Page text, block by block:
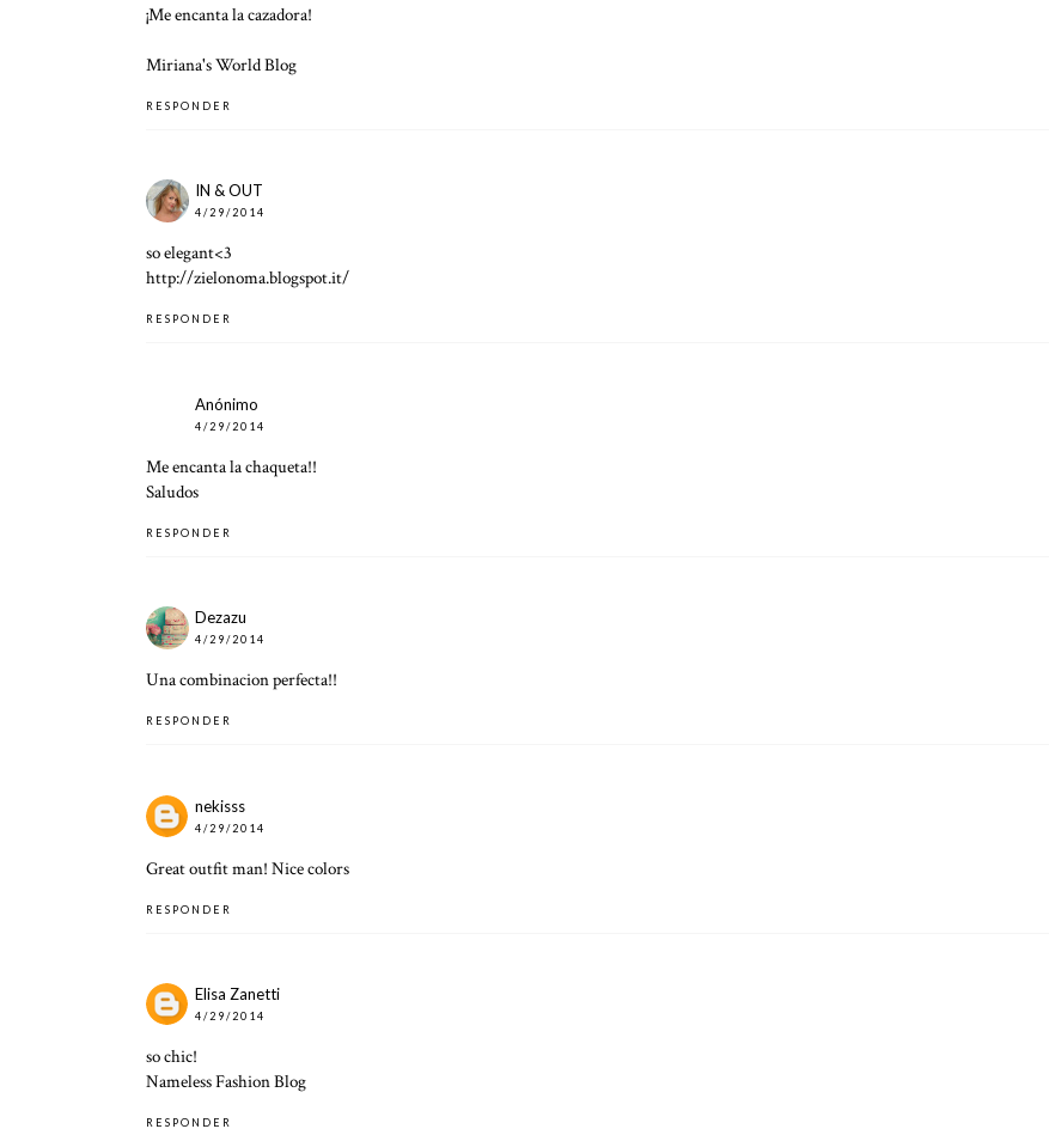
¡Me encanta la cazadora!
Miriana's World Blog
RESPONDER
IN & OUT
4/29/2014
so elegant<3
http://zielonoma.blogspot.it/
RESPONDER
Anónimo
4/29/2014
Me encanta la chaqueta!!
Saludos
RESPONDER
Dezazu
4/29/2014
Una combinacion perfecta!!
RESPONDER
nekisss
4/29/2014
Great outfit man! Nice colors
RESPONDER
Elisa Zanetti
4/29/2014
so chic!
Nameless Fashion Blog
RESPONDER